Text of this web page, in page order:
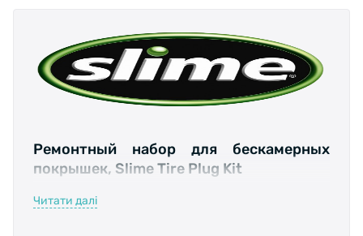
Ремонтный набор для бескамерных
покрышек, Slime Tire Plug Kit
Читати далі